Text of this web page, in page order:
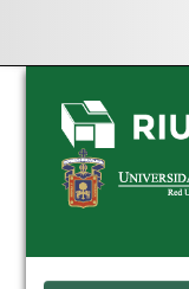
Skip
navigation